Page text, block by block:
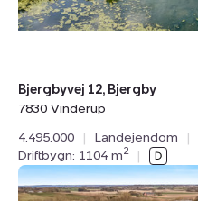
Bjergbyvej 12, Bjergby
7830 Vinderup
4.495.000
| Landejendom |
Driftbygn: 1104 m2 |
Landejendom: